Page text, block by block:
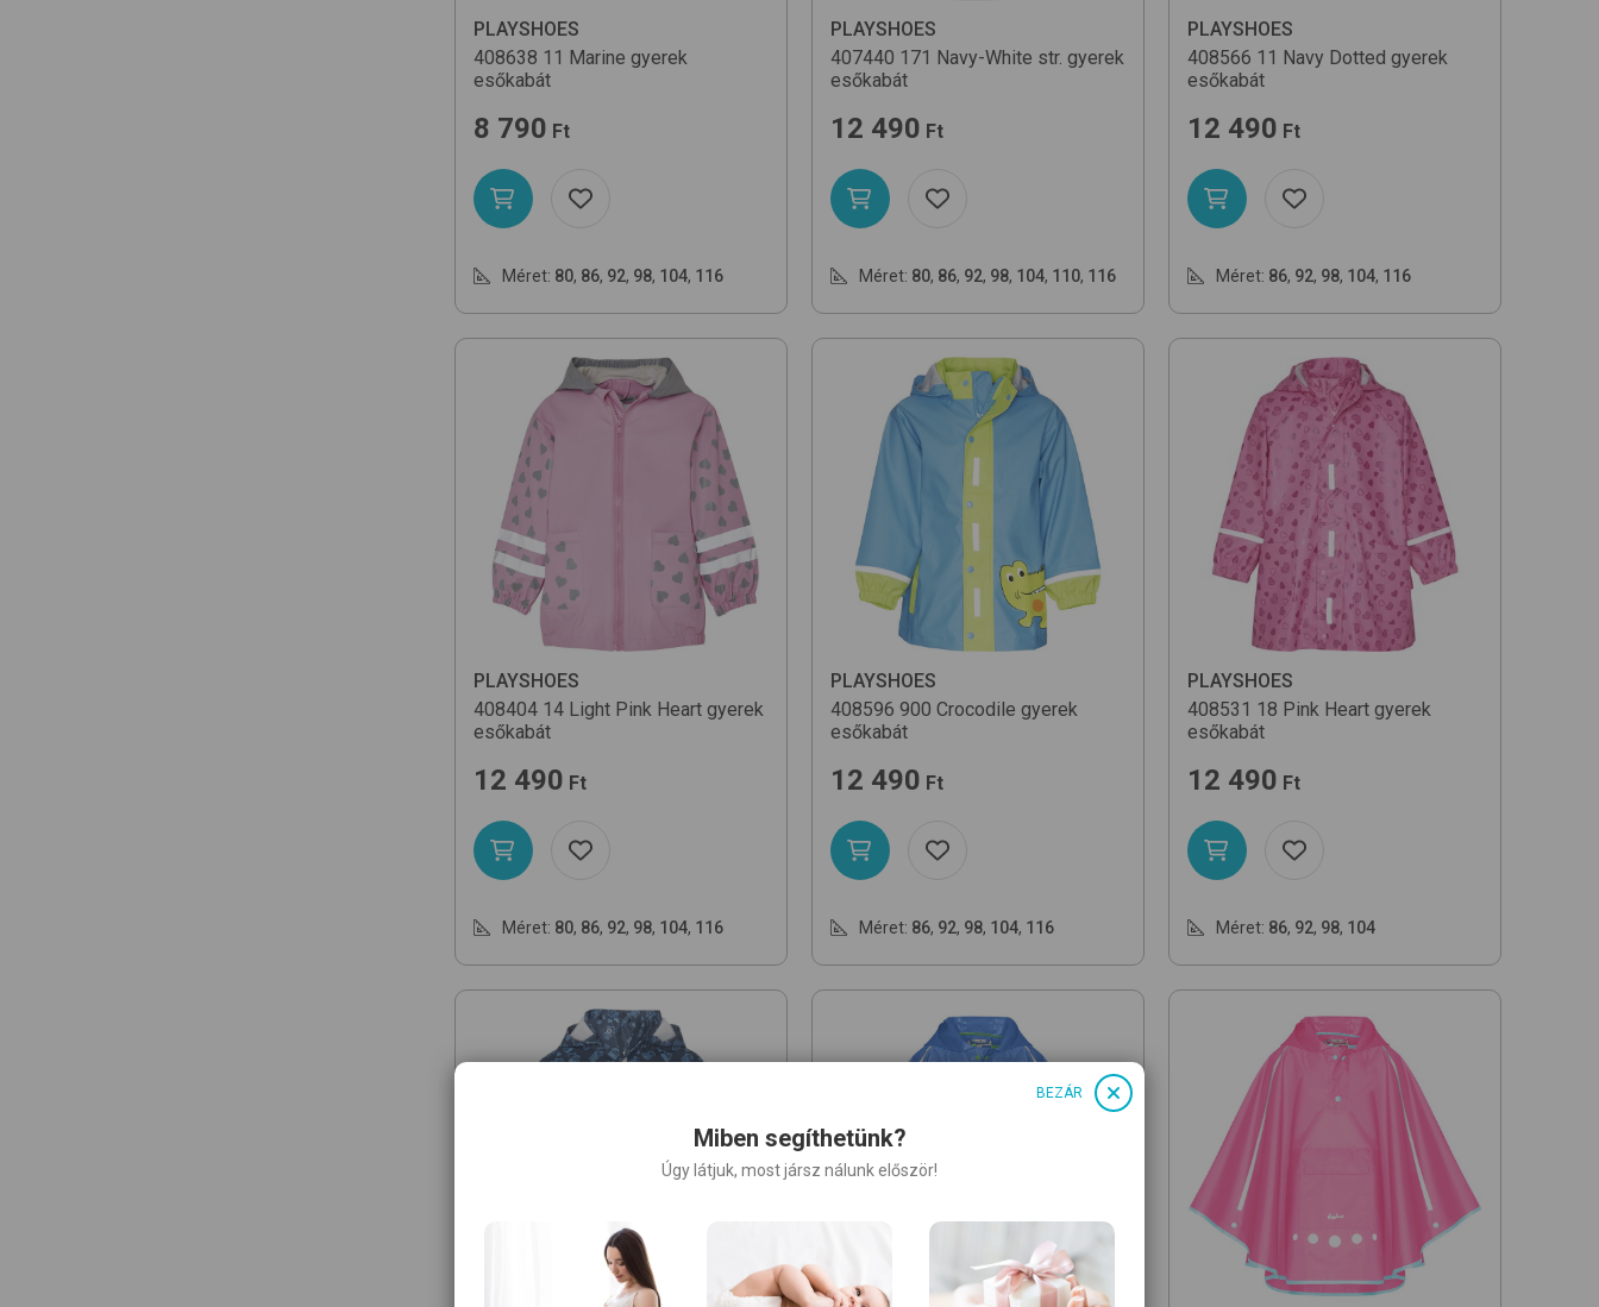
PLAYSHOES
408638 11 Marine gyerek
esőkabát
8 790 Ft
Méret: 80, 86, 92, 98, 104, 116
PLAYSHOES
407440 171 Navy-White str. gyerek
esőkabát
12 490 Ft
Méret: 80, 86, 92, 98, 104, 110, 116
PLAYSHOES
408566 11 Navy Dotted gyerek
esőkabát
12 490 Ft
Méret: 86, 92, 98, 104, 116
PLAYSHOES
408404 14 Light Pink Heart gyerek
esőkabát
12 490 Ft
Méret: 80, 86, 92, 98, 104, 116
PLAYSHOES
408596 900 Crocodile gyerek
esőkabát
12 490 Ft
Méret: 86, 92, 98, 104, 116
PLAYSHOES
408531 18 Pink Heart gyerek
esőkabát
12 490 Ft
Méret: 86, 92, 98, 104
Miben segíthetünk?
Úgy látjuk, most jársz nálunk először!
BEZÁR